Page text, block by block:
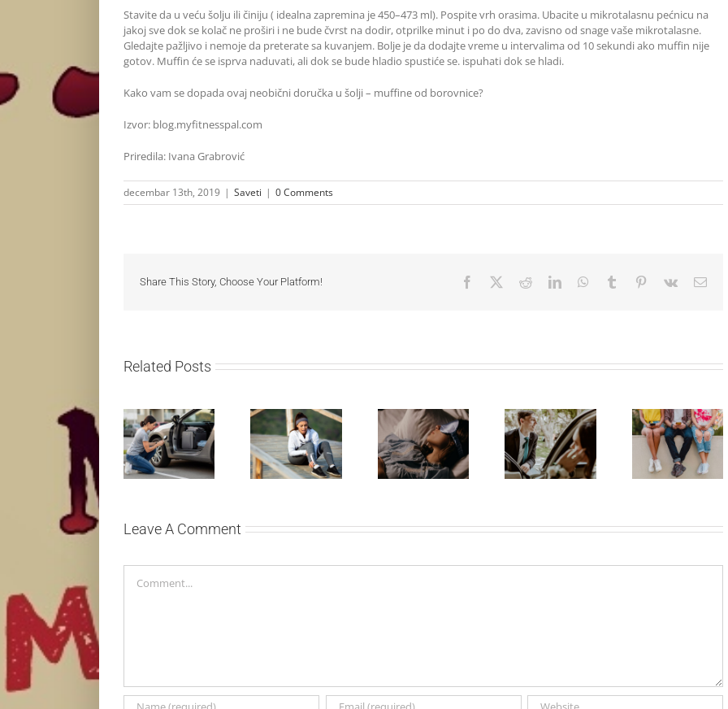
Stavite da u veću šolju ili činiju ( idealna zapremina je 450–473 ml). Pospite vrh orasima. Ubacite u mikrotalasnu pećnicu na
jakoj sve dok se kolač ne proširi i ne bude čvrst na dodir, otprilke minut i po do dva, zavisno od snage vaše mikrotalasne.
Gledajte pažljivo i nemoje da preterate sa kuvanjem. Bolje je da dodajte vreme u intervalima od 10 sekundi ako muffin nije
gotov. Muffin će se isprva naduvati, ali dok se bude hladio spustiće se. ispuhati dok se hladi.
Kako vam se dopada ovaj neobični doručka u šolji – muffine od borovnice?
Izvor: blog.myfitnesspal.com
Priredila: Ivana Grabrović
decembar 13th, 2019 | Saveti | 0 Comments
Share This Story, Choose Your Platform! Facebook RedditLinkedInWhatsApp
Tumblr Pinterest
Vk
Related Posts
Kako mladi
vozači mogu
pametno da
Treniraj
pametno:
Kako da
izbegneš
Zašto je
važno da
Matura bez
stresa:
organizacija
dolaska,
Zašto su
pametni
telefoni
Leave A Comment